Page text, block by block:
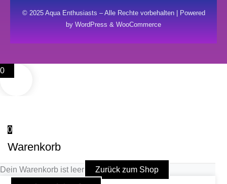
© 2025 Aqua Enthusiasts – Alle Rechte vorbehalten | Powered
by WordPress & WooCommerce
0
0
Warenkorb
Dein Warenkorb ist leer Zurück zum Shop